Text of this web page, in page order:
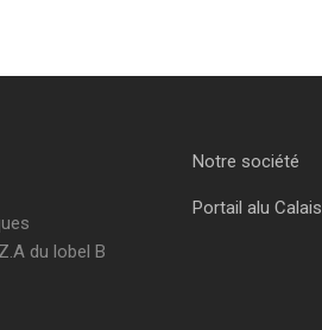
du lobel B
Notre société
Portail alu Calais